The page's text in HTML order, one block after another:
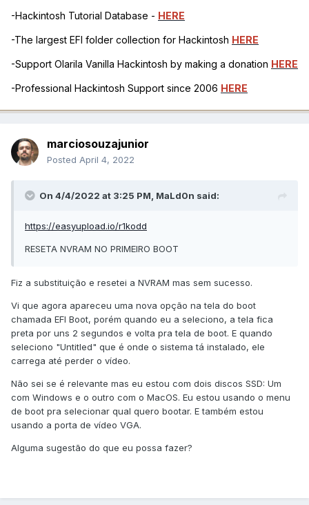
-Hackintosh Tutorial Database - HERE
-The largest EFI folder collection for Hackintosh HERE
-Support Olarila Vanilla Hackintosh by making a donation HERE
-Professional Hackintosh Support since 2006 HERE
marciosouzajunior
Posted April 4, 2022
On 4/4/2022 at 3:25 PM, MaLd0n said:
https://easyupload.io/r1kodd
RESETA NVRAM NO PRIMEIRO BOOT
Fiz a substituição e resetei a NVRAM mas sem sucesso.
Vi que agora apareceu uma nova opção na tela do boot
chamada EFI Boot, porém quando eu a seleciono, a tela fica
preta por uns 2 segundos e volta pra tela de boot. E quando
seleciono "Untitled" que é onde o sistema tá instalado, ele
carrega até perder o vídeo.
Não sei se é relevante mas eu estou com dois discos SSD: Um
com Windows e o outro com o MacOS. Eu estou usando o menu
de boot pra selecionar qual quero bootar. E também estou
usando a porta de vídeo VGA.
Alguma sugestão do que eu possa fazer?